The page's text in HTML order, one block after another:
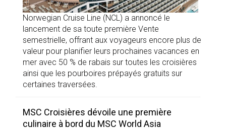
Norwegian Cruise Line (NCL) a annoncé le
lancement de sa toute première Vente
semestrielle, offrant aux voyageurs encore plus de
valeur pour planifier leurs prochaines vacances en
mer avec 50 % de rabais sur toutes les croisières
ainsi que les pourboires prépayés gratuits sur
certaines traversées.
MSC Croisières dévoile une première
culinaire à bord du MSC World Asia